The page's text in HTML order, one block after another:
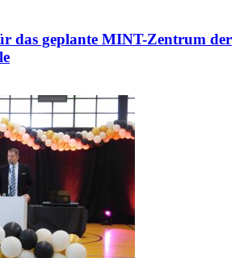
das geplante MINT-Zentrum der